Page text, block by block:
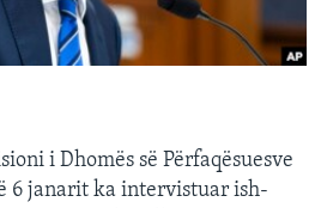
i Dhomës së Përfaqësuesve
6 janarit ka intervistuar ish-